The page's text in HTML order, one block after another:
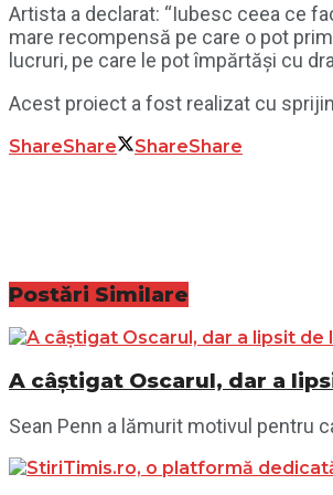
Artista a declarat: “Iubesc ceea ce
mare recompensă pe care o pot
lucruri, pe care le pot împărtăși cu
Acest proiect a fost realizat cu
ShareShare ShareShare
Postări Similare
A câștigat Oscarul, dar a
Sean Penn a lămurit motivul pentru